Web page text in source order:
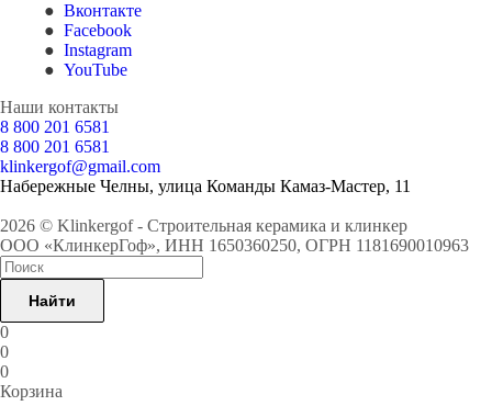
Вконтакте
Facebook
Instagram
YouTube
Наши контакты
8 800 201 6581
8 800 201 6581
klinkergof@gmail.com
Набережные Челны, улица Команды Камаз-Мастер, 11
2026 © Klinkergof - Строительная керамика и клинкер
ООО «КлинкерГоф», ИНН 1650360250, ОГРН 1181690010963
Найти
0
0
0
Корзина